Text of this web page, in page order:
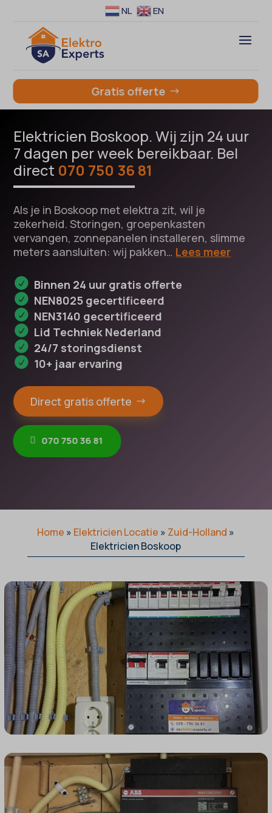
NL EN
Gratis offerte
Elektricien Boskoop. Wij zijn 24 uur
7 dagen per week bereikbaar. Bel
direct 070 750 36 81
Als je in Boskoop met elektra zit, wil je
zekerheid. Storingen, groepenkasten
vervangen, zonnepanelen installeren, slimme
meters aansluiten: wij pakken… Lees meer
Binnen 24 uur gratis offerte
NEN8025 gecertificeerd
NEN3140 gecertificeerd
Lid Techniek Nederland
24/7 storingsdienst
10+ jaar ervaring
Direct gratis offerte
070 750 36 81
Home » Elektricien Locatie » Zuid-Holland »
Elektricien Boskoop